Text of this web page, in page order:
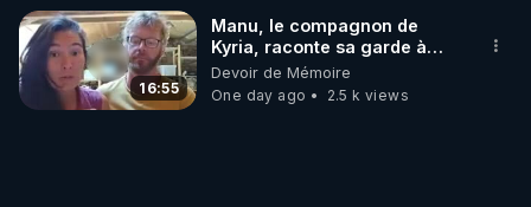
16:55
Manu, le compagnon de
Kyria, raconte sa garde à
vue musclée. PARTAGEZ!
Devoir de Mémoire
One day ago
2.5 k views